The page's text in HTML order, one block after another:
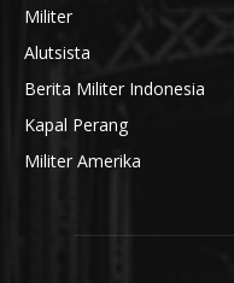
Militer
Alutsista
Berita Militer Indonesia
Kapal Perang
Militer Amerika